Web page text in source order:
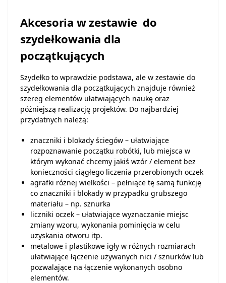
Akcesoria w zestawie do
szydełkowania dla
początkujących
Szydełko to wprawdzie podstawa, ale w zestawie do
szydełkowania dla początkujących znajduje również
szereg elementów ułatwiających naukę oraz
późniejszą realizację projektów. Do najbardziej
przydatnych należą:
znaczniki i blokady ściegów – ułatwiające
rozpoznawanie początku robótki, lub miejsca w
którym wykonać chcemy jakiś wzór / element bez
konieczności ciągłego liczenia przerobionych oczek
agrafki różnej wielkości – pełniące tę samą funkcję
co znaczniki i blokady w przypadku grubszego
materiału – np. sznurka
liczniki oczek – ułatwiające wyznaczanie miejsc
zmiany wzoru, wykonania pominięcia w celu
uzyskania otworu itp.
metalowe i plastikowe igły w różnych rozmiarach
ułatwiające łączenie używanych nici / sznurków lub
pozwalające na łączenie wykonanych osobno
elementów.